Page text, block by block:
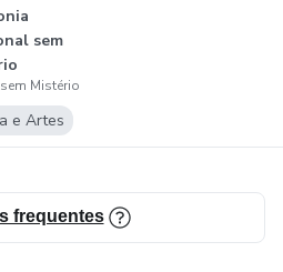
sem
Mistério
e Artes
frequentes